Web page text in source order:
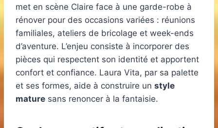
met en scène Claire face à une garde-robe à
rénover pour des occasions variées : réunions
familiales, ateliers de bricolage et week-ends
d’aventure. L’enjeu consiste à incorporer des
pièces qui respectent son identité et apportent
confort et confiance. Laura Vita, par sa palette
et ses formes, aide à construire un style
mature sans renoncer à la fantaisie.